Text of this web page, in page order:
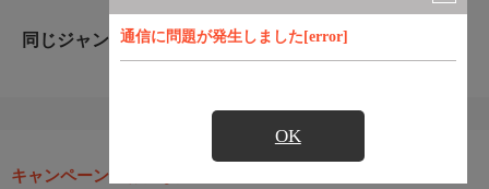
通信に問題が発生しました[error]
OK
同じジャンルのおすすめ番組
キャンペーン・お得な情報